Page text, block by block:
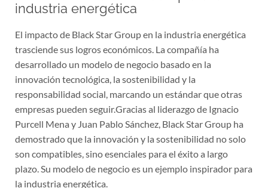
industria energética
El impacto de Black Star Group en la industria energética
trasciende sus logros económicos. La compañía ha
desarrollado un modelo de negocio basado en la
innovación tecnológica, la sostenibilidad y la
responsabilidad social, marcando un estándar que otras
empresas pueden seguir.Gracias al liderazgo de Ignacio
Purcell Mena y Juan Pablo Sánchez, Black Star Group ha
demostrado que la innovación y la sostenibilidad no solo
son compatibles, sino esenciales para el éxito a largo
plazo. Su modelo de negocio es un ejemplo inspirador para
la industria energética.